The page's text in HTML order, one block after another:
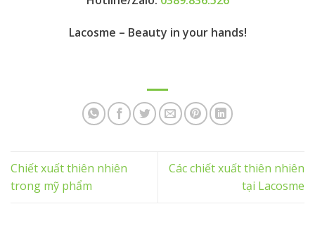
Lacosme – Beauty in your hands!
Chiết xuất thiên nhiên
trong mỹ phẩm
Các chiết xuất thiên nhiên
tại Lacosme